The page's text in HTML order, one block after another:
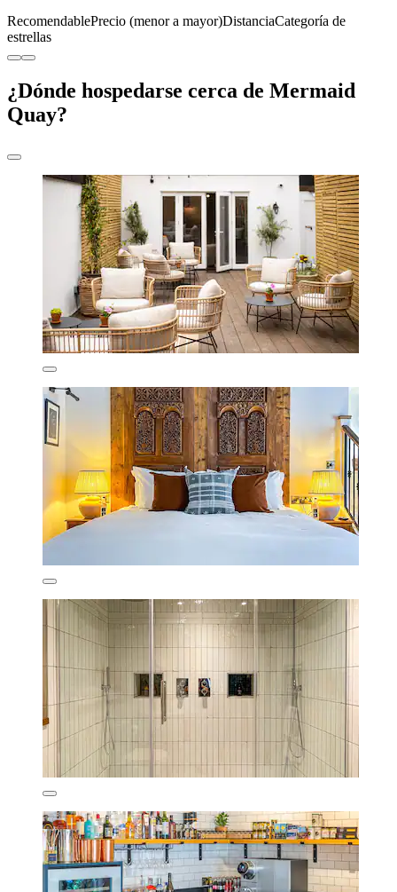
RecomendablePrecio (menor a mayor)DistanciaCategoría de
estrellas
¿Dónde hospedarse cerca de Mermaid
Quay?